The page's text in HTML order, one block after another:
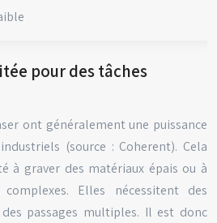
pour des tâches
ont généralement une puissance
(source : Coherent). Cela
à graver des matériaux épais ou à
Elles nécessitent des
passages multiples. Il est donc